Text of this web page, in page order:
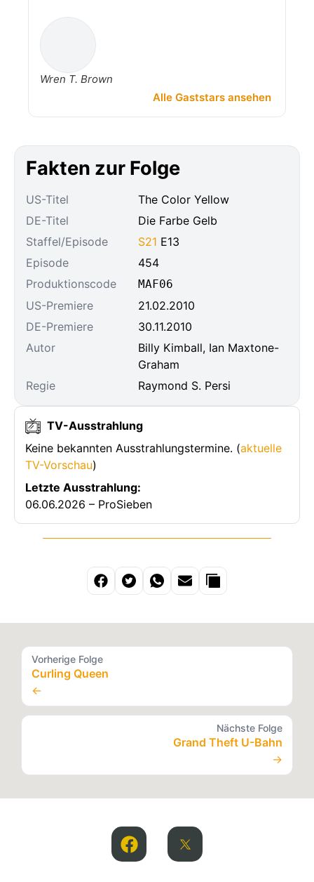
Wren T. Brown
Alle Gaststars ansehen
Fakten zur Folge
US-Titel
The Color Yellow
DE-Titel
Die Farbe Gelb
Staffel/Episode
S21 E13
Episode
454
Produktionscode
MAF06
US-Premiere
21.02.2010
DE-Premiere
30.11.2010
Autor
Billy Kimball, Ian Maxtone-
Graham
Regie
Raymond S. Persi
TV-Ausstrahlung
Keine bekannten Ausstrahlungstermine. (aktuelle
TV-Vorschau)
Letzte Ausstrahlung:
06.06.2026 – ProSieben
Vorherige Folge
Curling Queen
←
Nächste Folge
Grand Theft U-Bahn
→